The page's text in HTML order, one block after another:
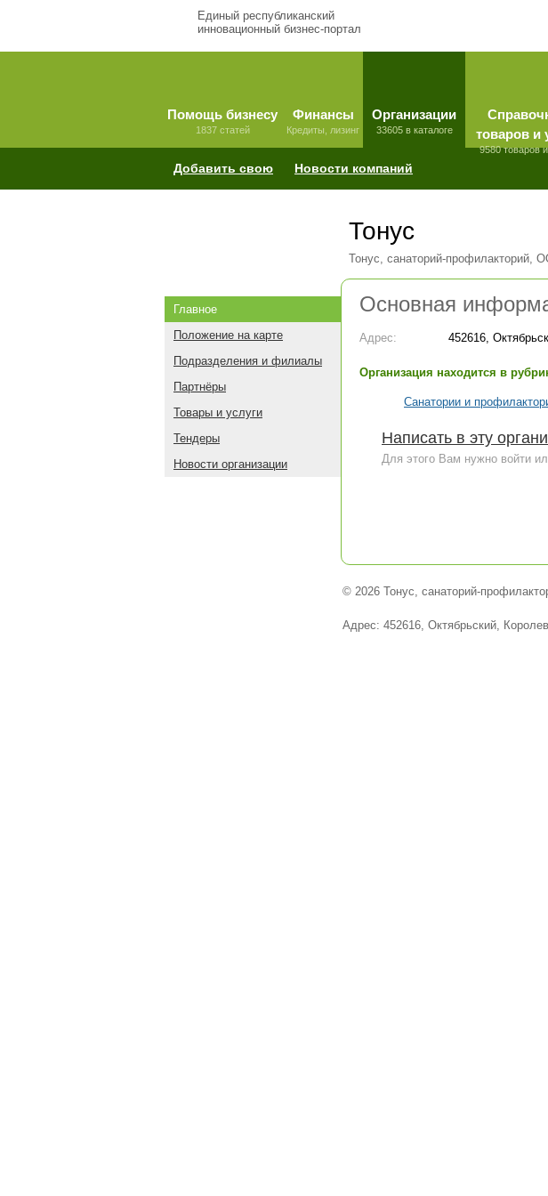
Единый республиканский
инновационный бизнес-портал
Помощь бизнесу
1837 статей
Финансы
Кредиты, лизинг
Организации
33605 в каталоге
товаров и
9580 товаров
Добавить свою Новости компаний
Тонус
Тонус, санаторий-профилакторий,
Главное
Положение на карте
Подразделения и филиалы
Партнёры
Товары и услуги
Тендеры
Новости организации
Основная
Адрес: 452616,
Организация находится в
Санатории и
Написать в эту
Для этого Вам нужно войти
© 2026 Тонус, санаторий-
Адрес: 452616, Октябрьский,